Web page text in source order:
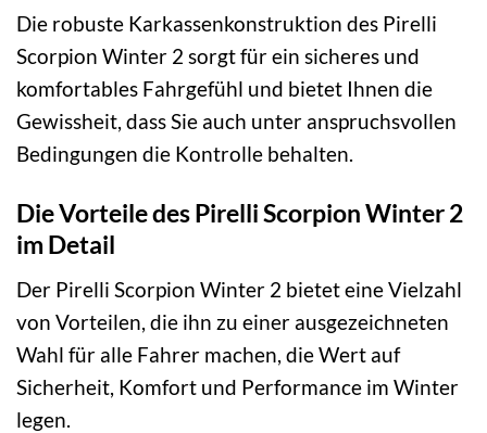
Die robuste Karkassenkonstruktion des Pirelli
Scorpion Winter 2 sorgt für ein sicheres und
komfortables Fahrgefühl und bietet Ihnen die
Gewissheit, dass Sie auch unter anspruchsvollen
Bedingungen die Kontrolle behalten.
Die Vorteile des Pirelli Scorpion Winter 2
im Detail
Der Pirelli Scorpion Winter 2 bietet eine Vielzahl
von Vorteilen, die ihn zu einer ausgezeichneten
Wahl für alle Fahrer machen, die Wert auf
Sicherheit, Komfort und Performance im Winter
legen.